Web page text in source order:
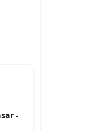
-